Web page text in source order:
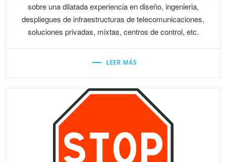
sobre una dilatada experiencia en diseño, ingenieria,
despliegues de infraestructuras de telecomunicaciones,
soluciones privadas, mixtas, centros de control, etc.
LEER MÁS